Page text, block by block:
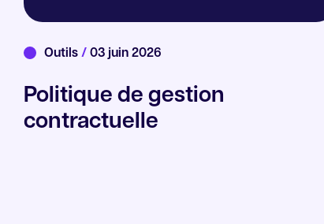
Outils / 03 juin 2026
Politique de gestion
contractuelle